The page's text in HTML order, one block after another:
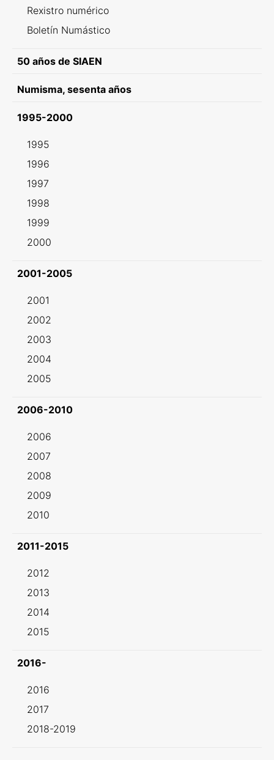
Rexistro numérico
Boletín Numástico
50 años de SIAEN
Numisma, sesenta años
1995-2000
1995
1996
1997
1998
1999
2000
2001-2005
2001
2002
2003
2004
2005
2006-2010
2006
2007
2008
2009
2010
2011-2015
2012
2013
2014
2015
2016-
2016
2017
2018-2019